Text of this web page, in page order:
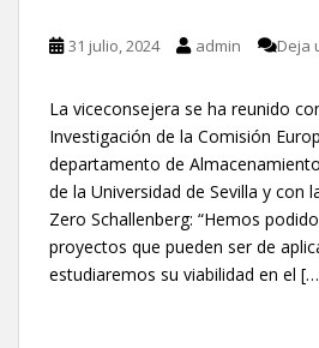
31 julio, 2024 admin Deja
La viceconsejera se ha reunido
Investigación de la Comisión
departamento de
de la Universidad de Sevilla y con
Zero Schallenberg: “Hemos
proyectos que pueden ser de
estudiaremos su viabilidad en el